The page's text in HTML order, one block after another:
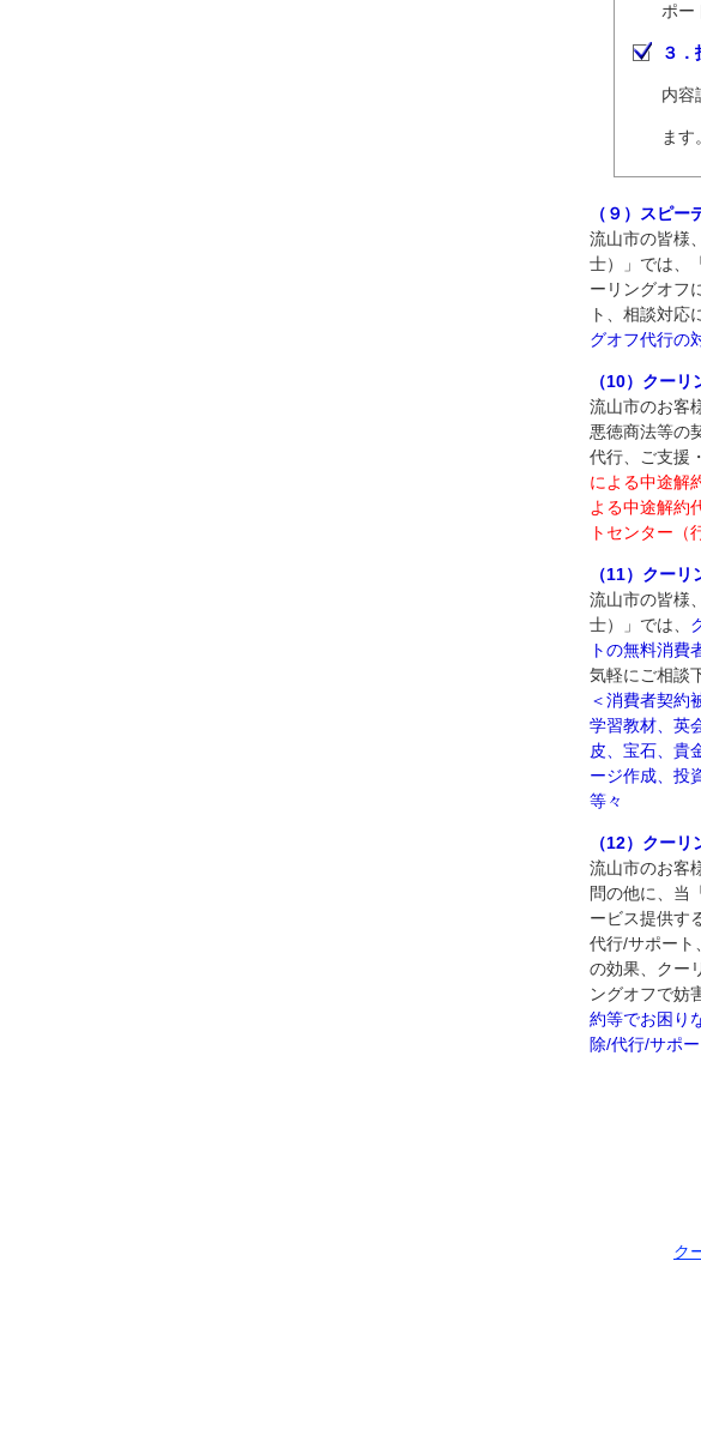
ポー
３
内容
ます。
（９）スピ
流山市の皆様
士）」では、
ーリングオフ
ト、相談対応
グオフ代行の
（10）クー
流山市のお客
悪徳商法等の
代行、ご支援
による中途解
よる中途解約
トセンター（
（11）クー
流山市の皆様
士）」では、
トの無料消費
気軽にご相談
＜消費者契約
学習教材、英
皮、宝石、貴
ージ作成、投
等々
（12）クー
流山市のお客
問の他に、当
ービス提供す
代行/サポート
の効果、クー
ングオフで妨
約等でお困り
除/代行/サポ
ク